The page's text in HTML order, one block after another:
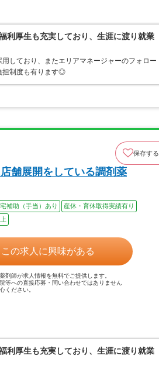
利厚生も充実しており、生涯に渡り就業
しており、またエリアマネージャーのフォロー
担制度も有ります◎
保存する
舗展開をしている調剤薬
補助（手当）あり
産休・育休取得実績有り
この求人に興味がある
剤師が求人情報を無料でご提供します。
等への直接応募・問い合わせではありません
ください。
利厚生も充実しており、生涯に渡り就業